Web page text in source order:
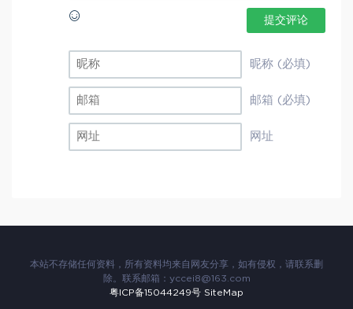
提交评论
昵称 (必填)
邮箱 (必填)
网址
本站不存储任何资料，所有资料均来自网友分享，如有侵权，请联系删
除。联系邮箱： yccei8@163.com
粤ICP备15044249号 SiteMap